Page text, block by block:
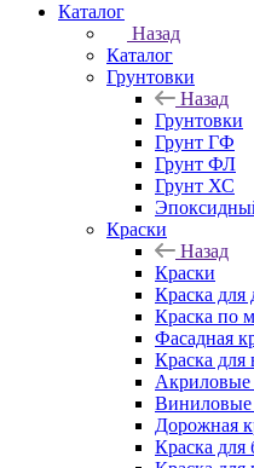
Каталог
Назад
Каталог
Грунтовки
Назад
Грунтовки
Грунт ГФ
Грунт ФЛ
Грунт ХС
Краски
Назад
Краски
Краска для
Краска по
Фасадная
Краска для
Виниловые
Дорожная
Краска для